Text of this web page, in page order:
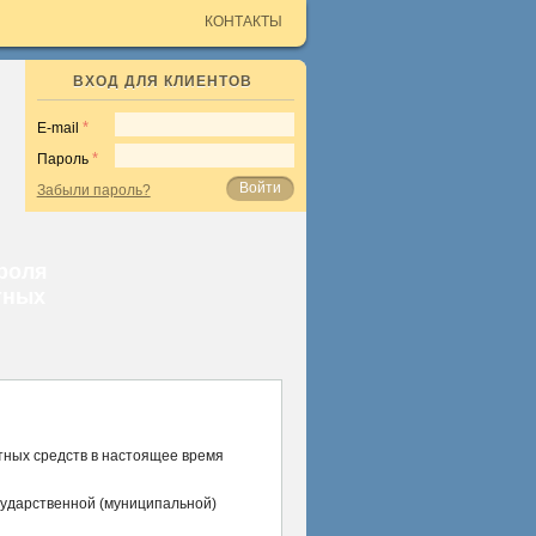
КОНТАКТЫ
ВХОД ДЛЯ КЛИЕНТОВ
E-mail
Пароль
Войти
Забыли пароль?
средств в настоящее время
(муниципальной)